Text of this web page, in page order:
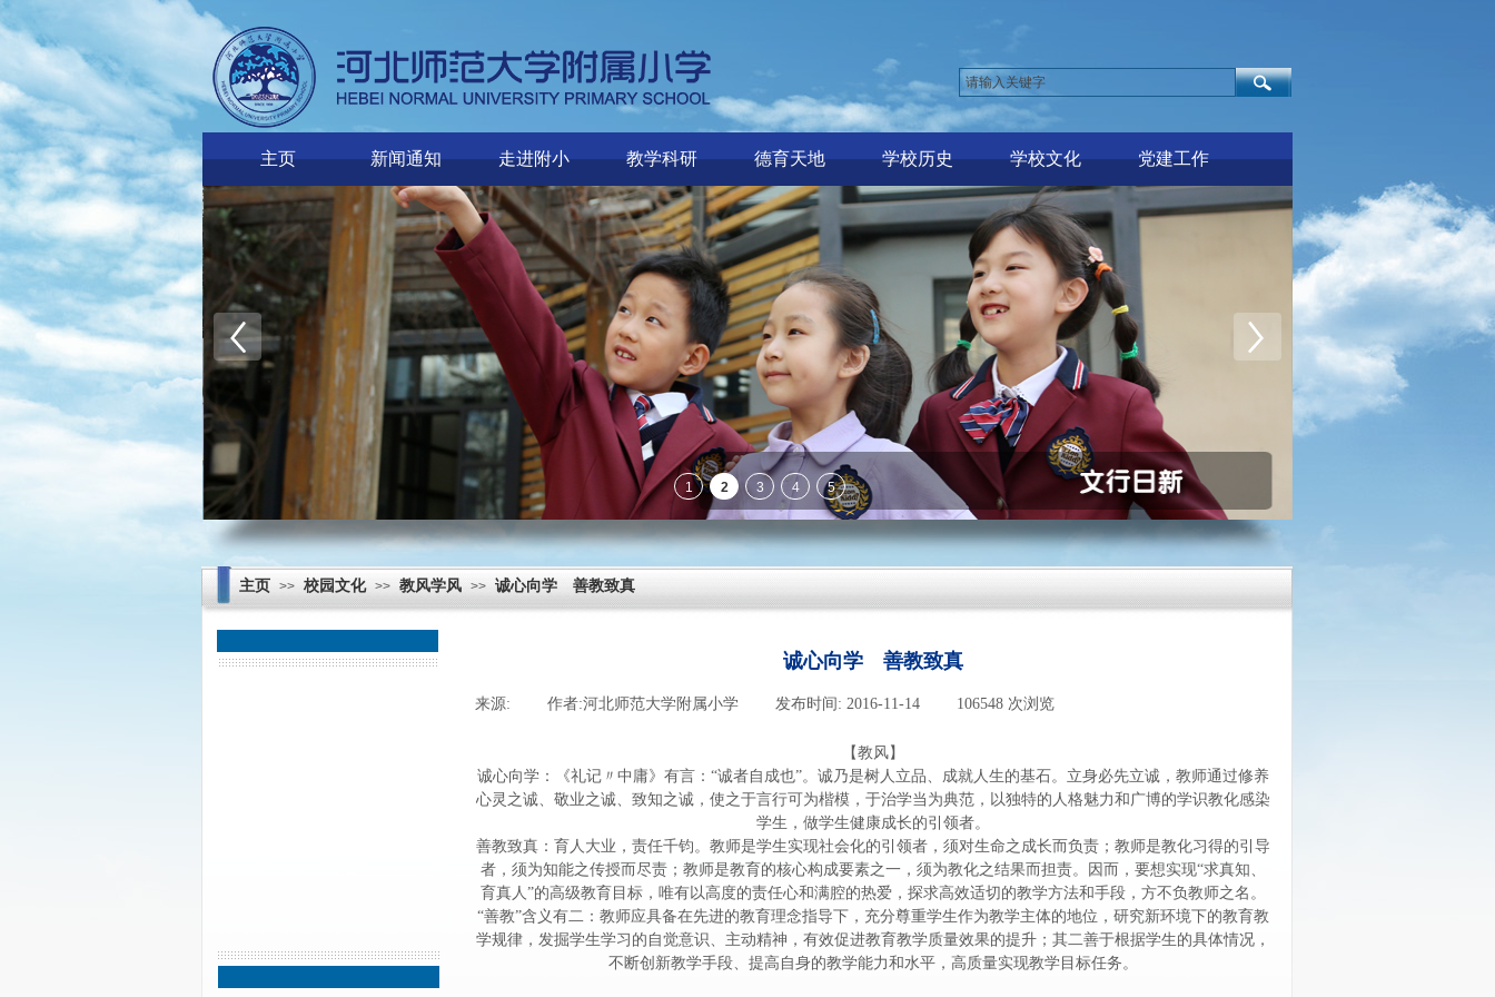
主页 新闻通知 走进附小 教学科研 德育天地 学校历史 学校文化 党建工作
主页 >> 校园文化 >> 教风学风 >> 诚心向学 善教致真
诚心向学 善教致真
来源: 作者:河北师范大学附属小学 发布时间: 2016-11-14 106548 次浏览
【教风】
诚心向学：《礼记〃中庸》有言：“诚者自成也”。诚乃是树人立品、成就人生的基石。立身必先立诚，教师通过修养
心灵之诚、敬业之诚、致知之诚，使之于言行可为楷模，于治学当为典范，以独特的人格魅力和广博的学识教化感染
学生，做学生健康成长的引领者。
善教致真：育人大业，责任千钧。教师是学生实现社会化的引领者，须对生命之成长而负责；教师是教化习得的引导
者，须为知能之传授而尽责；教师是教育的核心构成要素之一，须为教化之结果而担责。因而，要想实现“求真知、
育真人”的高级教育目标，唯有以高度的责任心和满腔的热爱，探求高效适切的教学方法和手段，方不负教师之名。
“善教”含义有二：教师应具备在先进的教育理念指导下，充分尊重学生作为教学主体的地位，研究新环境下的教育教
学规律，发掘学生学习的自觉意识、主动精神，有效促进教育教学质量效果的提升；其二善于根据学生的具体情况，
不断创新教学手段、提高自身的教学能力和水平，高质量实现教学目标任务。